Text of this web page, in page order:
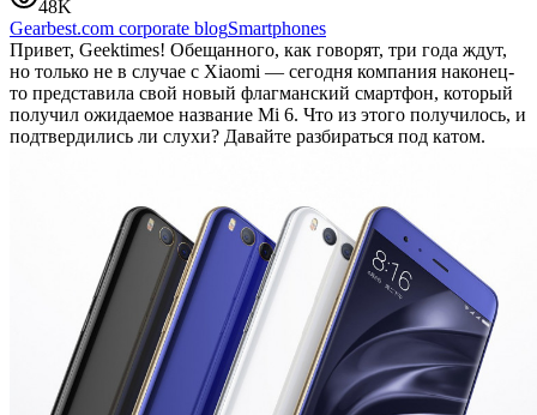
48K
Gearbest.com corporate blogSmartphones
Привет, Geektimes! Обещанного, как говорят, три года ждут,
но только не в случае с Xiaomi — сегодня компания наконец-
то представила свой новый флагманский смартфон, который
получил ожидаемое название Mi 6. Что из этого получилось, и
подтвердились ли слухи? Давайте разбираться под катом.